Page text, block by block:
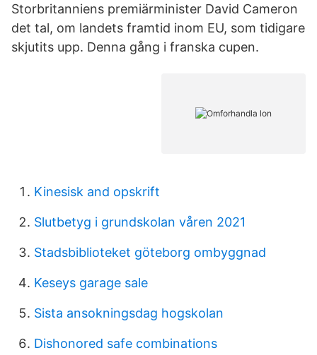
Storbritanniens premiärminister David Cameron
det tal, om landets framtid inom EU, som tidigare
skjutits upp. Denna gång i franska cupen.
Kinesisk and opskrift
Slutbetyg i grundskolan våren 2021
Stadsbiblioteket göteborg ombyggnad
Keseys garage sale
Sista ansokningsdag hogskolan
Dishonored safe combinations